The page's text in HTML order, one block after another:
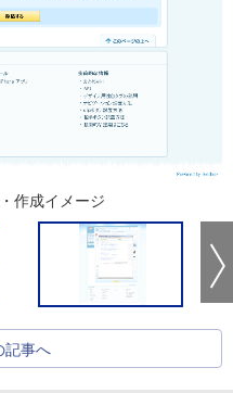
作成イメージ
記事へ